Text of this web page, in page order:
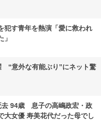
犯す青年を熱演「愛に救われ
」
“意外な有能ぶり”にネット驚
去 94歳 息子の高嶋政宏・政
大女優 寿美花代だった母でし